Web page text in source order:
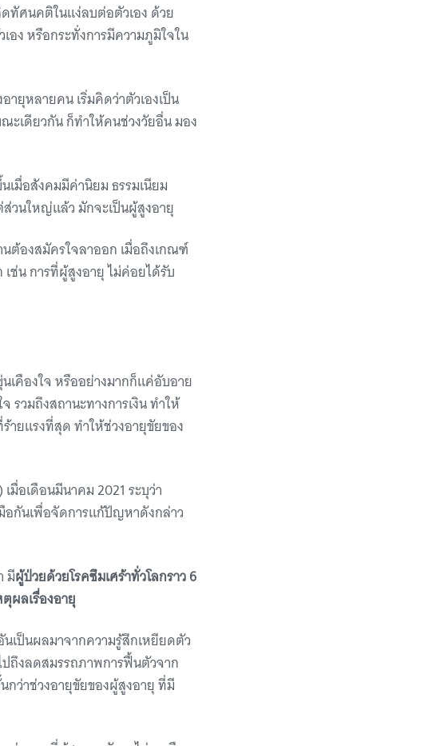
ทัศนคติในแง่ลบต่อตัวเอง ด้วย
อง หรือกระทั่งการมีความภูมิใจใน
ยุหลายคน เริ่มคิดว่าตัวเองเป็น
ะเดียวกัน ก็ทำให้คนช่วงวัยอื่น มอง
มื่อสังคมมีค่านิยม ธรรมเนียม
วนใหญ่แล้ว มักจะเป็นผู้สูงอายุ
ต้องสมัครใจลาออก เมื่อถึงเกณฑ์
ช่น การที่ผู้สูงอายุ ไม่ค่อยได้รับ
เคืองใจ หรืออย่างมากก็แค่อับอาย
วมถึงสถานะทางการเงิน ทำให้
ายแรงที่สุด ทำให้ช่วงอายุขัยของ
มื่อเดือนมีนาคม 2021 ระบุว่า
กันเพื่อจัดการแก้ปัญหาดังกล่าว
มีผู้ป่วยด้วยโรคซึมเศร้าทั่วโลกราว 6
ผลเรื่องอายุ
เป็นผลมาจากความรู้สึกเหยียดตัว
ถึงลดสมรรถภาพการฟื้นตัวจาก
ว่าช่วงอายุขัยของผู้สูงอายุ ที่มี